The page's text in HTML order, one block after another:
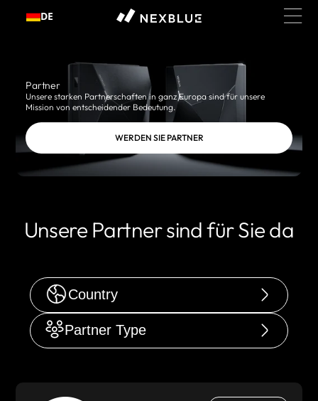
InhaltDE
Partner
Unsere starken Partnerschaften in ganz Europa sind für unsere
Mission von entscheidender Bedeutung.
WERDEN SIE PARTNER
Unsere Partner sind für Sie da
Country
Partner Type